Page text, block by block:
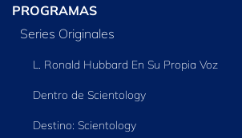
PROGRAMAS
Series Originales
L. Ronald Hubbard En Su Propia Voz
Dentro de Scientology
Destino: Scientology